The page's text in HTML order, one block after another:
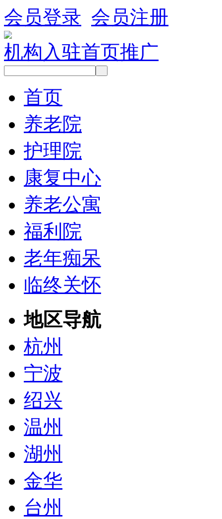
会员登录 会员注册
机构入驻首页推广
首页
养老院
护理院
康复中心
养老公寓
福利院
老年痴呆
临终关怀
地区导航
杭州
宁波
绍兴
温州
湖州
金华
台州